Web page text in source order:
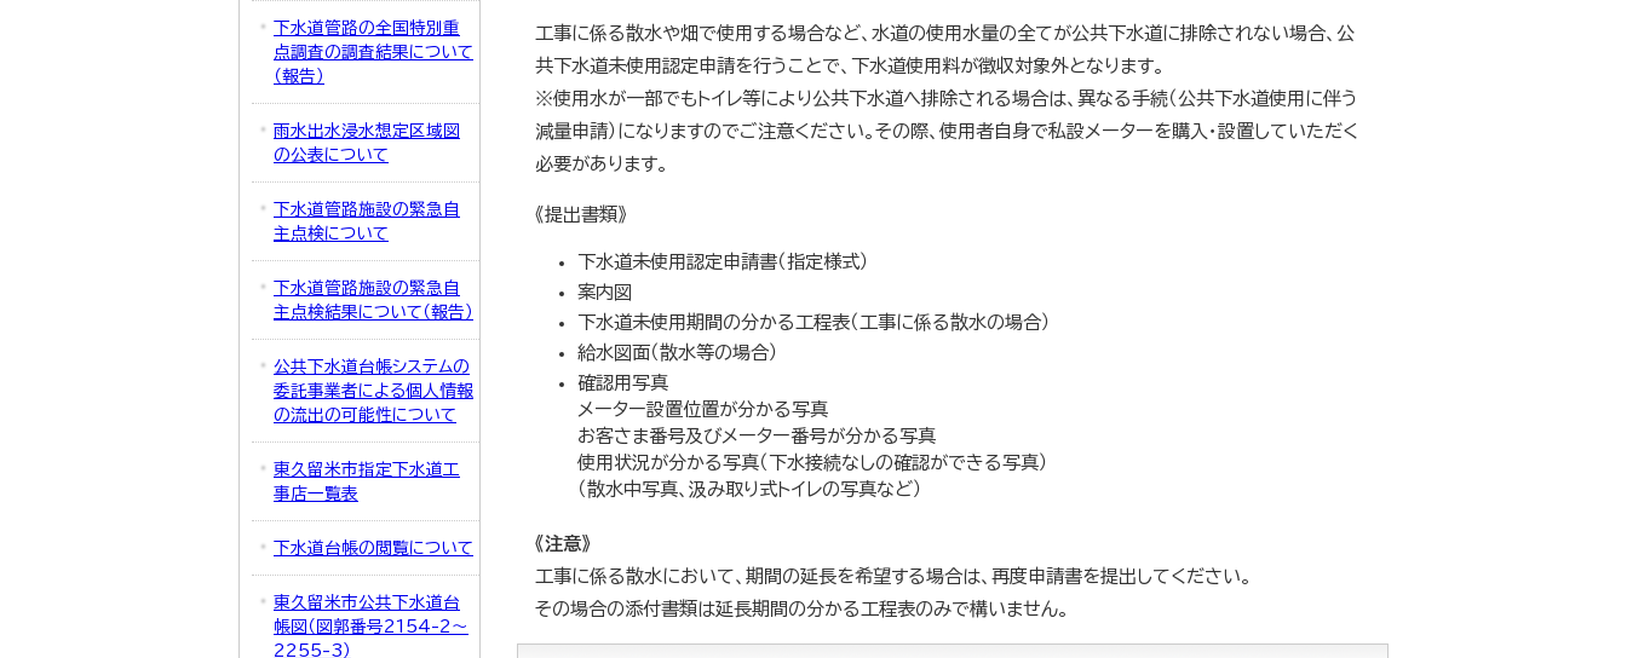
工事に係る散水や畑で使用する場合など、水道の使用水量の全てが公共下水道に排除されない場合、公
共下水道未使用認定申請を行うことで、下水道使用料が徴収対象外となります。
※使用水が一部でもトイレ等により公共下水道へ排除される場合は、異なる手続（公共下水道使用に伴う
減量申請）になりますのでご注意ください。その際、使用者自身で私設メーターを購入・設置していただく
必要があります。
《提出書類》
下水道未使用認定申請書（指定様式）
案内図
下水道未使用期間の分かる工程表（工事に係る散水の場合）
給水図面（散水等の場合）
確認用写真
メーター設置位置が分かる写真
お客さま番号及びメーター番号が分かる写真
使用状況が分かる写真（下水接続なしの確認ができる写真）
（散水中写真、汲み取り式トイレの写真など）
《注意》
工事に係る散水において、期間の延長を希望する場合は、再度申請書を提出してください。
その場合の添付書類は延長期間の分かる工程表のみで構いません。
下水道管路の全国特別重
点調査の調査結果について
（報告）
雨水出水浸水想定区域図
の公表について
下水道管路施設の緊急自
主点検について
下水道管路施設の緊急自
主点検結果について（報告）
公共下水道台帳システムの
委託事業者による個人情報
の流出の可能性について
東久留米市指定下水道工
事店一覧表
下水道台帳の閲覧について
東久留米市公共下水道台
帳図（図郭番号2154-2～
2255-3）